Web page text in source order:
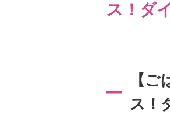
ス！ダ
【
ス！